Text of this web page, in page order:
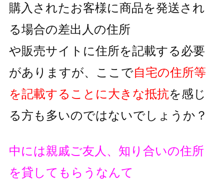
購入されたお客様に商品を発送され
る場合の差出人の住所
や販売サイトに住所を記載する必要
がありますが、 ここで自宅の住所等
を記載することに大きな抵抗を感じ
る方も多いのではないでしょうか？
中には親戚ご友人、知り合いの住所
を貸してもらうなんて